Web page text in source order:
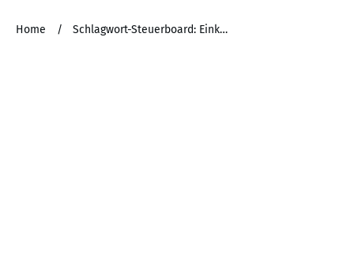
Home / Schlagwort-Steuerboard: Einkünfte aus nichtselbstständiger Arbeit